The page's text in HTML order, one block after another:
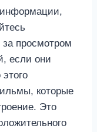
за просмотром
если они
которые
Это